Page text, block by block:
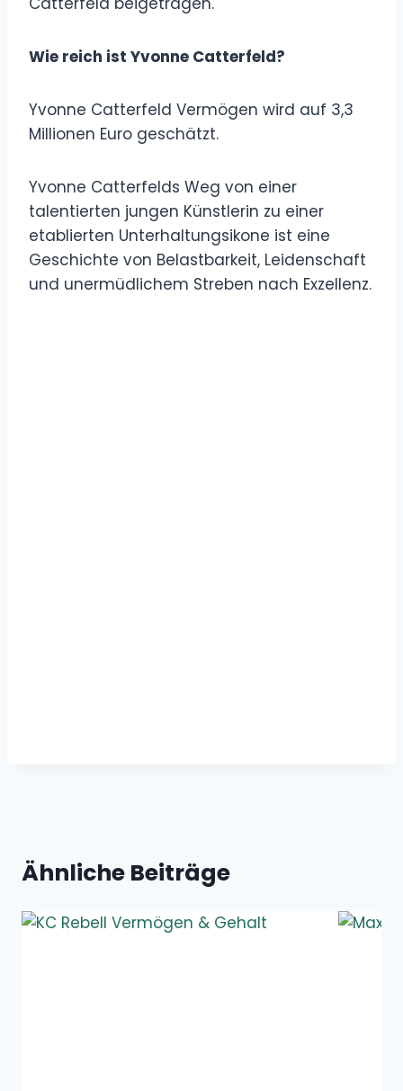
Wie reich ist Yvonne Catterfeld?
Yvonne Catterfeld Vermögen wird auf 3,3
Millionen Euro geschätzt.
Yvonne Catterfelds Weg von einer
talentierten jungen Künstlerin zu einer
etablierten Unterhaltungsikone ist eine
Geschichte von Belastbarkeit, Leidenschaft
und unermüdlichem Streben nach Exzellenz.
Ähnliche Beiträge